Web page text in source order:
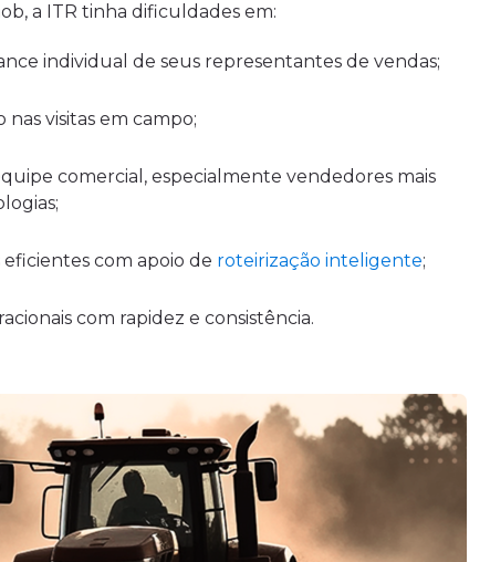
a ITR tinha dificuldades em:
individual de seus representantes de vendas;
visitas em campo;
comercial, especialmente vendedores mais
com apoio de roteirização inteligente;
com rapidez e consistência.